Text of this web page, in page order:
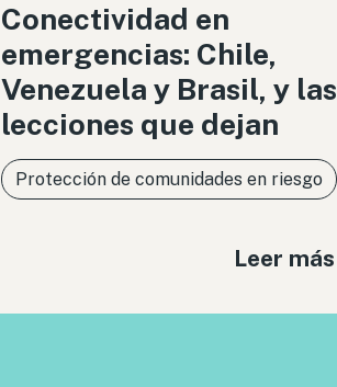
Conectividad en
emergencias: Chile,
Venezuela y Brasil, y las
lecciones que dejan
Protección de comunidades en riesgo
Leer más